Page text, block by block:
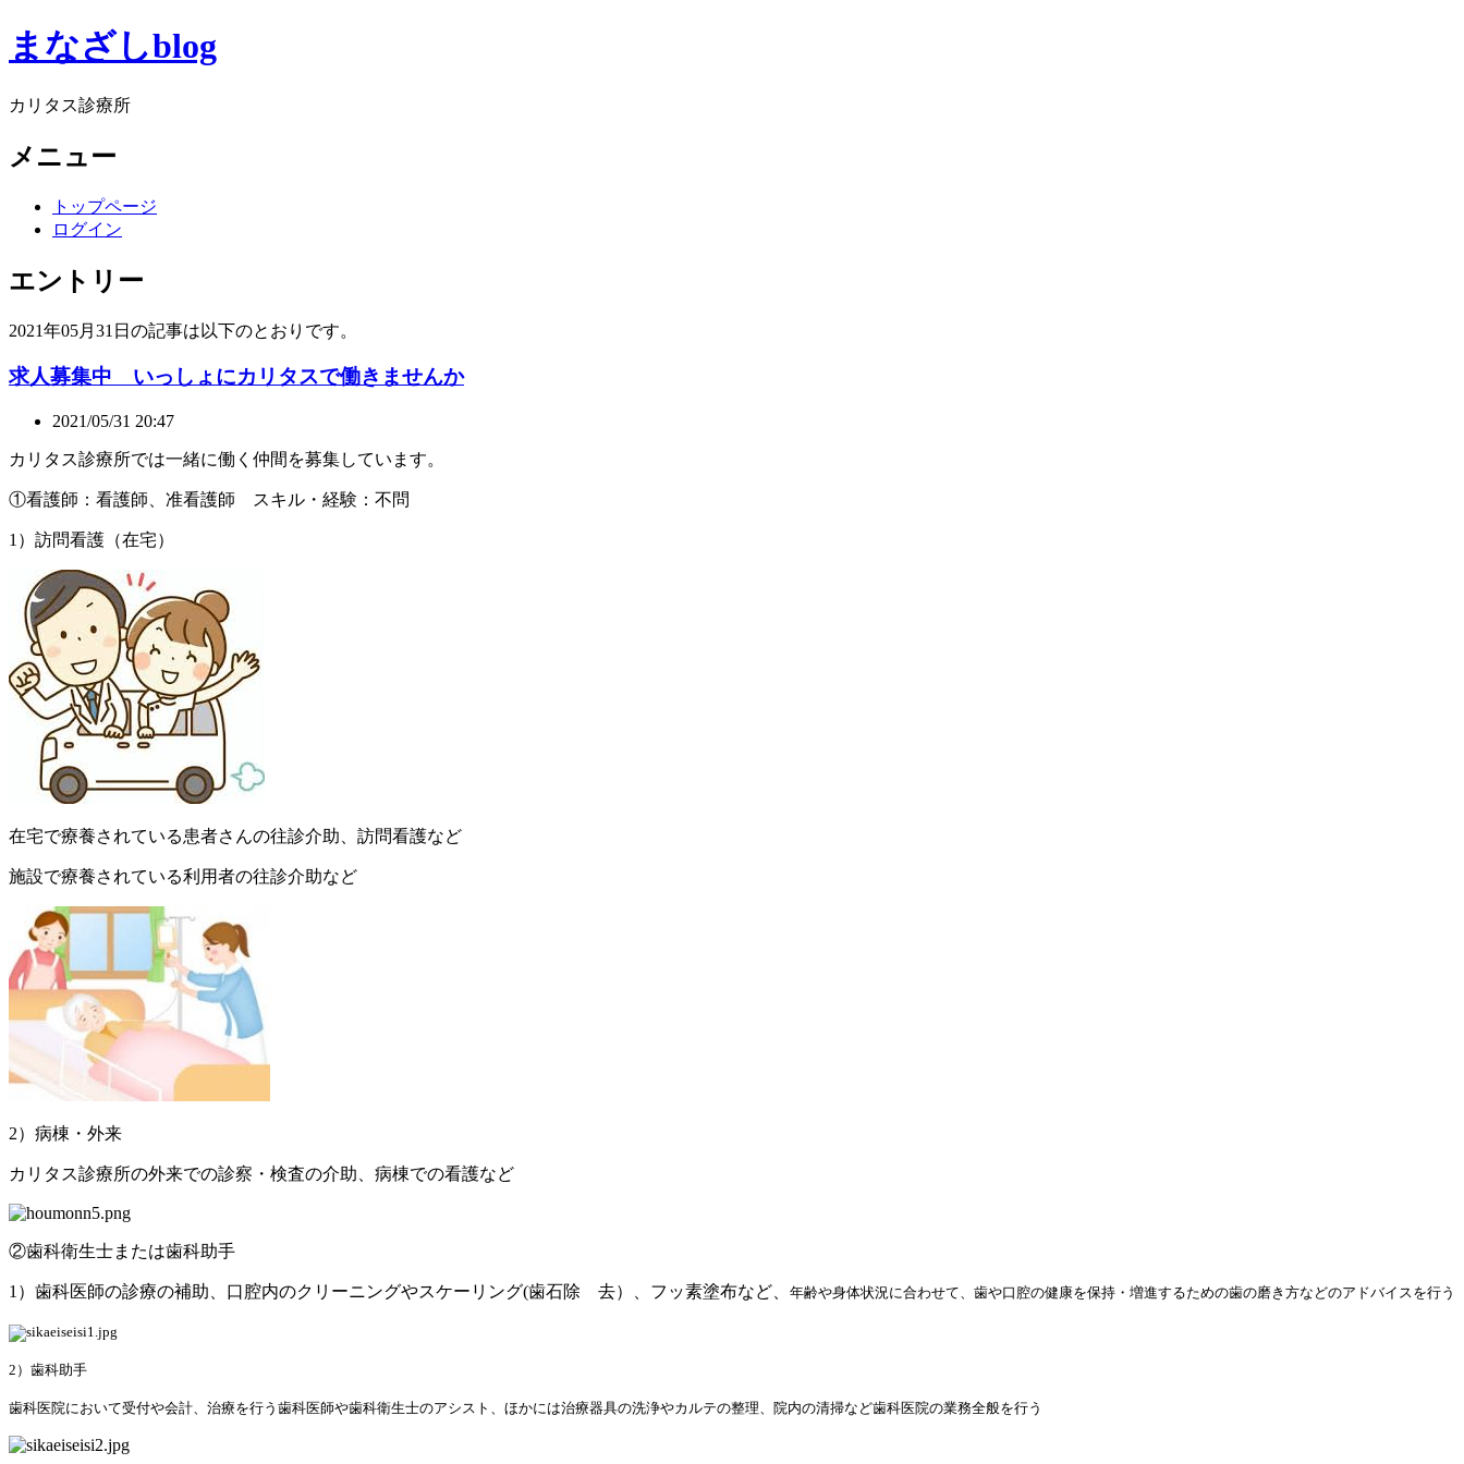
まなざしblog
カリタス診療所
メニュー
トップページ
ログイン
エントリー
2021年05月31日の記事は以下のとおりです。
求人募集中 いっしょにカリタスで働きませんか
2021/05/31 20:47
カリタス診療所では一緒に働く仲間を募集しています。
①看護師：看護師、准看護師 スキル・経験：不問
1）訪問看護（在宅）
在宅で療養されている患者さんの往診介助、訪問看護など
施設で療養されている利用者の往診介助など
2）病棟・外来
カリタス診療所の外来での診察・検査の介助、病棟での看護など
②歯科衛生士または歯科助手
1）歯科医師の診療の補助、口腔内のクリーニングやスケーリング(歯石除 去）、フッ素塗布など、 年齢や身体状況に合わせて、歯や口腔の健康を保持・増進するための歯の磨き方などのアドバイスを行う
2）歯科助手
歯科医院において受付や会計、治療を行う歯科医師や歯科衛生士のアシスト、ほかには治療器具の洗浄やカルテの整理、院内の清掃など歯科医院の業務全般を行う